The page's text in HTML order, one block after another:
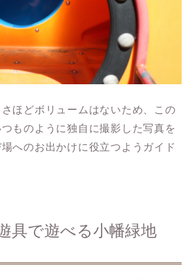
ほどボリュームはないため、この
ものように独自に撮影した写真を
へのお出かけに役立つようガイド
具で遊べる小幡緑地